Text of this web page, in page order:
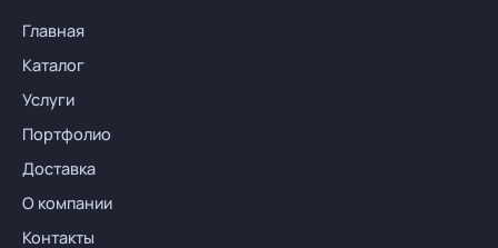
Главная
Каталог
Услуги
Портфолио
Доставка
О компании
Контакты